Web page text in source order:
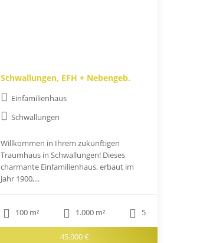
Schwallungen, EFH + Nebengeb.
Einfamilienhaus
Schwallungen
Willkommen in Ihrem zukünftigen
Traumhaus in Schwallungen! Dieses
charmante Einfamilienhaus, erbaut im
Jahr 1900,...
100 m² 1.000 m² 5
45.000 €